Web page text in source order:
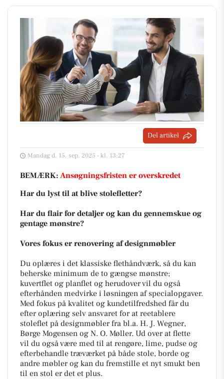
Del artikel
Mandag d. 15. sep. 2025 - kl. 13:27
BEMÆRK: Ansøgningsfristen er overskredet
Har du lyst til at blive stolefletter?
Har du flair for detaljer og kan du gennemskue og
gentage mønstre?
Vores fokus er renovering af designmøbler
Du oplæres i det klassiske flethåndværk, så du kan
beherske minimum de to gængse mønstre;
kuvertflet og planflet og herudover vil du også
efterhånden medvirke i løsningen af specialopgaver.
Med fokus på kvalitet og kundetilfredshed får du
efter oplæring selv ansvaret for at reetablere
stoleflet på designmøbler fra bl.a. H. J. Wegner,
Børge Mogensen og N. O. Møller. Ud over at flette
vil du også være med til at rengøre, lime, pudse og
efterbehandle træværket på både stole, borde og
andre møbler og kan du fremstille et nyt smukt ben
til en stol er det et plus.